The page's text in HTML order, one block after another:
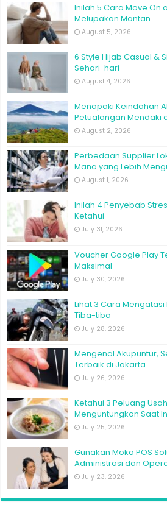
Inilah 5 Cara Move On
Melupakan Mantan
August 5, 2026
6 Style Hijab Casual &
Sehari-hari
August 4, 2026
Menapaki Keindahan
Petualangan Mendaki
August 2, 2026
Perbedaan Supplier
Mana yang Lebih
August 1, 2026
Inilah 4 Penyebab
Ketahui
July 31, 2026
Voucher Google Play
Maksimal
July 30, 2026
Lihat 3 Cara
Tiba-tiba
July 28, 2026
Mengenal Akupuntur,
Terbaik di Jakarta
July 26, 2026
Ketahui 3 Peluang
Menguntungkan Saat
July 25, 2026
Gunakan Moka POS
Administrasi dan
July 23, 2026